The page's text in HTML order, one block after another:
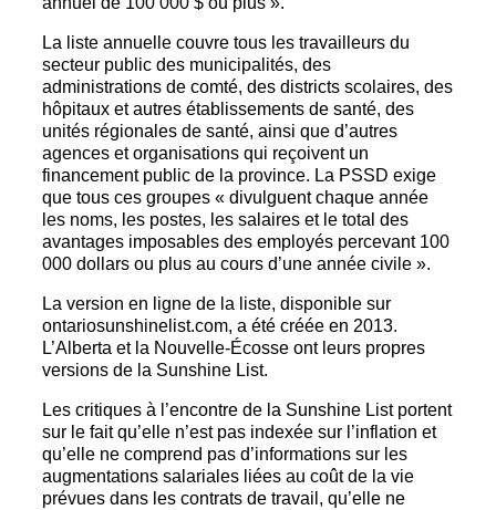
La liste annuelle couvre tous les travailleurs du
secteur public des municipalités, des
administrations de comté, des districts scolaires, des
hôpitaux et autres établissements de santé, des
unités régionales de santé, ainsi que d’autres
agences et organisations qui reçoivent un
financement public de la province. La PSSD exige
que tous ces groupes « divulguent chaque année
les noms, les postes, les salaires et le total des
avantages imposables des employés percevant 100
000 dollars ou plus au cours d’une année civile ».
La version en ligne de la liste, disponible sur
ontariosunshinelist.com, a été créée en 2013.
L’Alberta et la Nouvelle-Écosse ont leurs propres
versions de la Sunshine List.
Les critiques à l’encontre de la Sunshine List portent
sur le fait qu’elle n’est pas indexée sur l’inflation et
qu’elle ne comprend pas d’informations sur les
augmentations salariales liées au coût de la vie
prévues dans les contrats de travail, qu’elle ne